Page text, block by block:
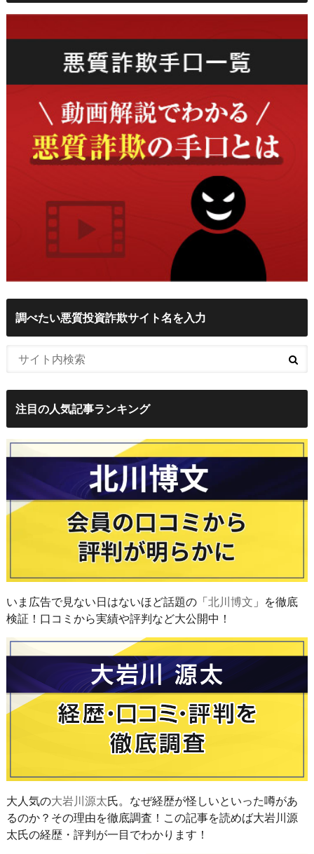
調べたい悪質投資詐欺サイト名を入力
注目の人気記事ランキング
いま広告で見ない日はないほど話題の「北川博文 」を徹底
検証！口コミから実績や評判など大公開中！
大人気の大岩川源太氏。なぜ経歴が怪しいといった噂があ
るのか？その理由を徹底調査！この記事を読めば大岩川源
太氏の経歴・評判が一目でわかります！